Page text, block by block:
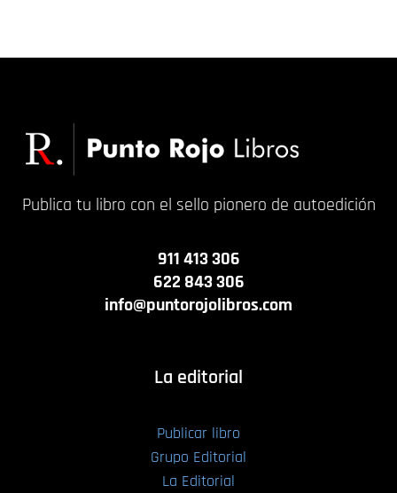
Publica tu libro con el sello pionero de autoedición
911 413 306
622 843 306
info@puntorojolibros.com
La editorial
Publicar libro
Grupo Editorial
La Editorial